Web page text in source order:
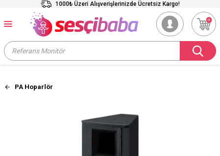
1000₺ Üzeri Alışverişlerinizde Ücretsiz Kargo!
0
PA Hoparlör